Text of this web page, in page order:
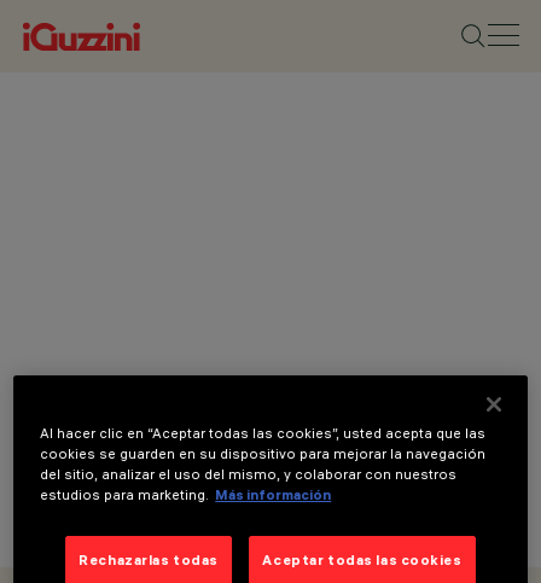
Al hacer clic en “Aceptar todas las cookies”, usted acepta que las
cookies se guarden en su dispositivo para mejorar la navegación
del sitio, analizar el uso del mismo, y colaborar con nuestros
estudios para marketing.
Más información
Rechazarlas todas Aceptar todas las cookies